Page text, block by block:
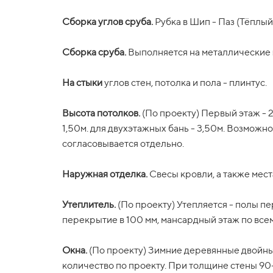
Сборка углов сруба. Рубка в Шип - Паз (Тёплый
Сборка сруба. Выполняется на
На стыкиуглов стен, потолка и пола - плинтус.
Высота потолков. (По проекту) Первый этаж -
1,50м. для двухэтажных бань - 3,50м.
согласовывается отдельно.
Наружная отделка. Свесы кровли, а также
Утеплитель. (По проекту) Утепляется - полы
перекрытие в 100 мм, мансардный этаж по
Окна. (По проекту) Зимние деревянные
количество по проекту. При толщине стены
утеплителем рулонного типа и монтируется
Мансардный этаж / 2 этаж(По проекту) –
Высота потолков.(По проекту) Высота 1 этажа:
перекрытие в 100 мм, мансардный этаж по
количество по проекту.
проекту).
Утеплитель.Отсутствует.
Окна.Отсутствуют.
Двери.Отсутствуют.
Крыша.(По проекту) Подстропильные балки
обрезной доски 40х100мм с шагом 1 м,
КровляОндулин цвет красный, коричневый,